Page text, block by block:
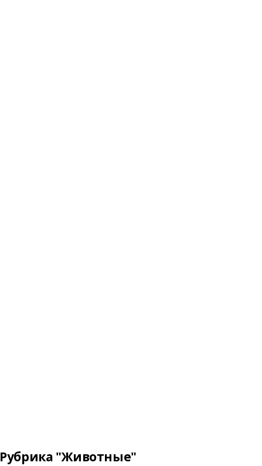
Рубрика "Животные"